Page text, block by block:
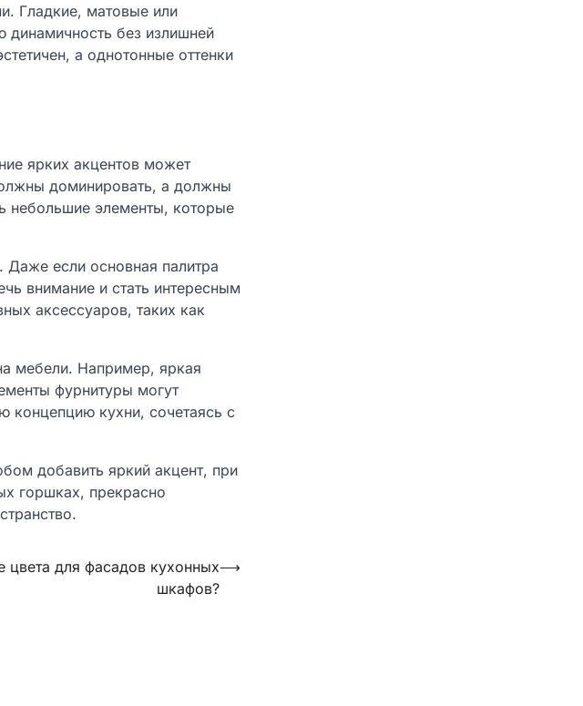
Гладкие, матовые или
динамичность без излишней
а однотонные оттенки
ярких акцентов может
доминировать, а должны
небольшие элементы, которые
Даже если основная палитра
внимание и стать интересным
аксессуаров, таких как
мебели. Например, яркая
фурнитуры могут
концепцию кухни, сочетаясь с
добавить яркий акцент, при
горшках, прекрасно
цвета для фасадов кухонных
шкафов?
⟶